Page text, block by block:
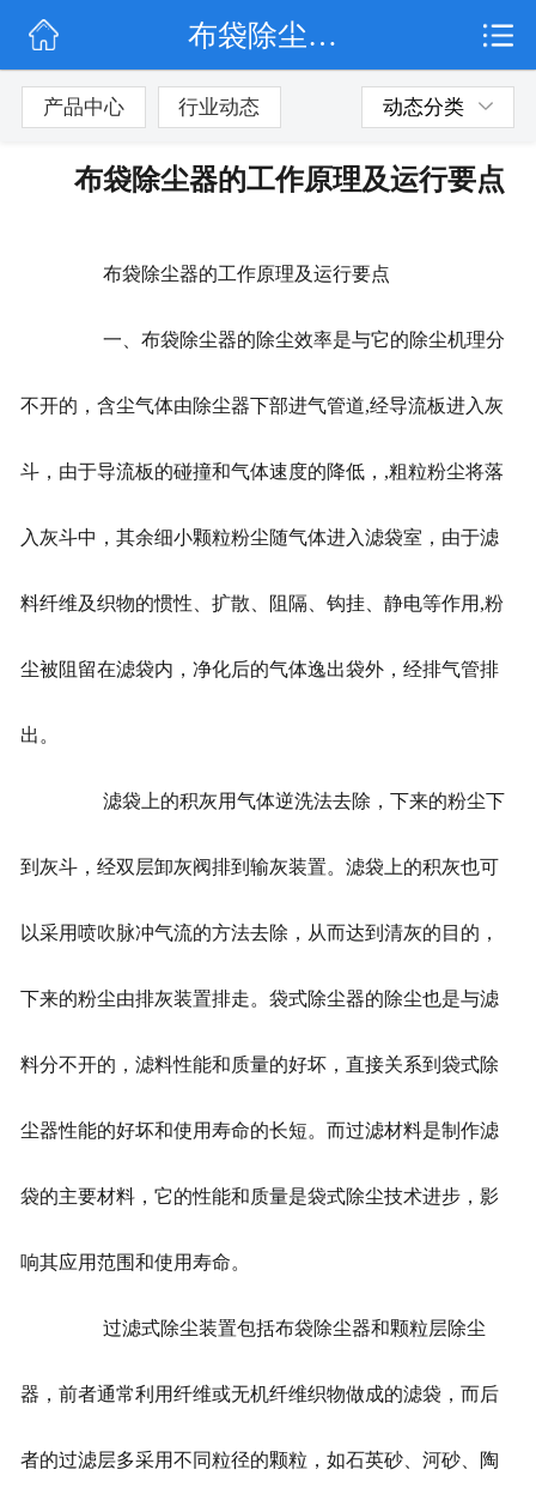
公司简介
联系我们
布袋除尘器的工作原理及运行要点
产品中心 行业动态 动态分类
布袋除尘器的工作原理及运行要点
布袋除尘器的工作原理及运行要点
一、布袋除尘器的除尘效率是与它的除尘机理分
不开的，含尘气体由除尘器下部进气管道,经导流板进入灰
斗，由于导流板的碰撞和气体速度的降低，,粗粒粉尘将落
入灰斗中，其余细小颗粒粉尘随气体进入滤袋室，由于滤
料纤维及织物的惯性、扩散、阻隔、钩挂、静电等作用,粉
尘被阻留在滤袋内，净化后的气体逸出袋外，经排气管排
出。
滤袋上的积灰用气体逆洗法去除，下来的粉尘下
到灰斗，经双层卸灰阀排到输灰装置。滤袋上的积灰也可
以采用喷吹脉冲气流的方法去除，从而达到清灰的目的，
下来的粉尘由排灰装置排走。袋式除尘器的除尘也是与滤
料分不开的，滤料性能和质量的好坏，直接关系到袋式除
尘器性能的好坏和使用寿命的长短。而过滤材料是制作滤
袋的主要材料，它的性能和质量是袋式除尘技术进步，影
响其应用范围和使用寿命。
过滤式除尘装置包括布袋除尘器和颗粒层除尘
器，前者通常利用纤维或无机纤维织物做成的滤袋，而后
者的过滤层多采用不同粒径的颗粒，如石英砂、河砂、陶